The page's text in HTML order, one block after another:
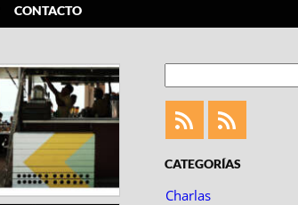
CONTACTO
Feed
Feed
CATEGORÍAS
Charlas